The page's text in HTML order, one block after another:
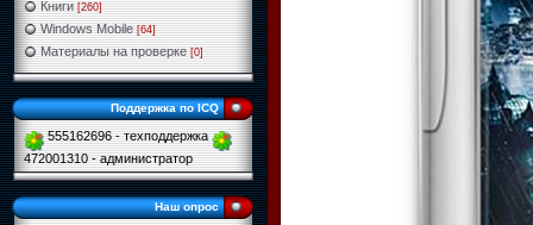
Книги [260]
Windows Mobile [64]
Материалы на проверке [0]
Поддержка по ICQ
555162696 - техподдержка
472001310 - администратор
Наш опрос